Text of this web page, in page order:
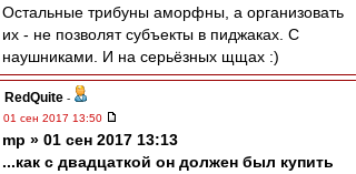
Остальные трибуны аморфны, а организовать
их - не позволят субъекты в пиджаках. С
наушниками. И на серьёзных щщах :)
RedQuite -
01 сен 2017 13:50
mp » 01 сен 2017 13:13
...как с двадцаткой он должен был купить